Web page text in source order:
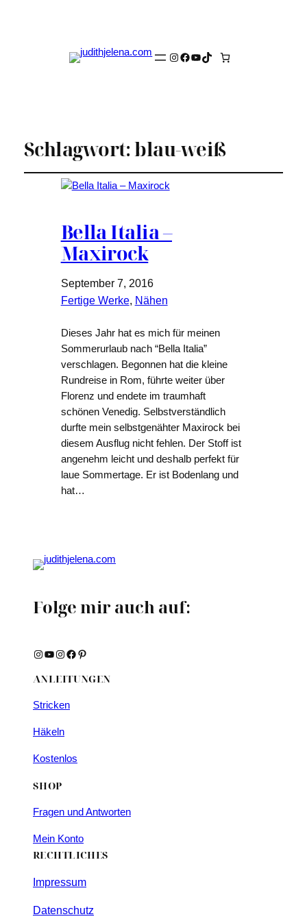
Instagram
Facebook
YouTube
TikTok
Schlagwort:blau-weiß
Bella Italia –
Maxirock
September 7, 2016
Fertige Werke, Nähen
Dieses Jahr hat es mich für meinen
Sommerurlaub nach “Bella Italia”
verschlagen. Begonnen hat die kleine
Rundreise in Rom, führte weiter über
Florenz und endete im traumhaft
schönen Venedig. Selbstverständlich
durfte mein selbstgenähter Maxirock bei
diesem Ausflug nicht fehlen. Der Stoff ist
angenehm leicht und deshalb perfekt für
laue Sommertage. Er ist Bodenlang und
hat…
Folge mir auch auf:
Instagram YouTube Instagram Facebook Pinterest
ANLEITUNGEN
Stricken
Häkeln
Kostenlos
SHOP
Fragen und Antworten
Mein Konto
RECHTLICHES
Impressum
Datenschutz